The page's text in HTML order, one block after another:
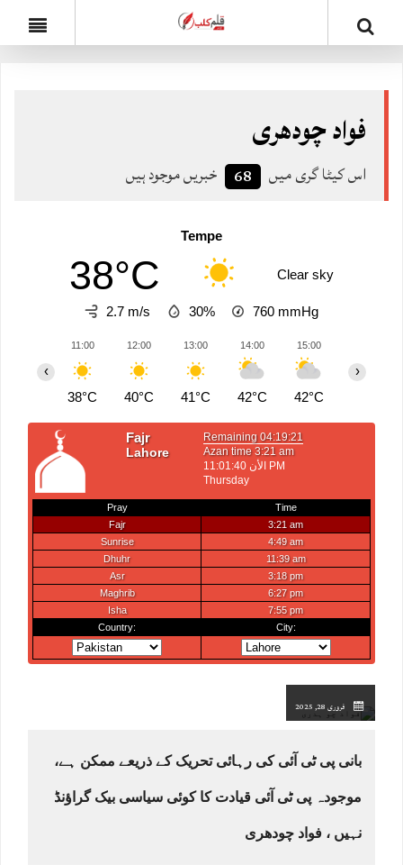
فواد چودھری
اس کیٹا گری میں 68 خبریں موجود ہیں
Tempe
38°C Clear sky
2.7 m/s 30% 760 mmHg
11:00
38°C
12:00
40°C
13:00
41°C
14:00
42°C
15:00
42°C
‹ ›
فروری 28, 2025
بانی پی ٹی آئی کی رہائی تحریک کے ذریعے ممکن ہے،
موجودہ پی ٹی آئی قیادت کا کوئی سیاسی بیک گراﺅنڈ
نہیں ، فواد چودھری